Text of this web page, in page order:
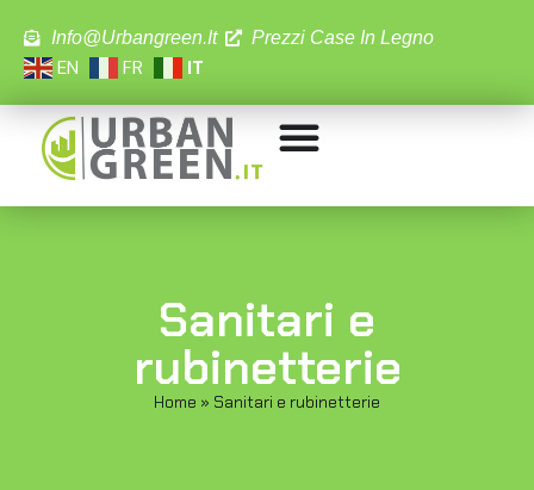
Info@urbangreen.it Prezzi Case In Legno
EN FR IT
Sanitari e
rubinetterie
Home » Sanitari e rubinetterie